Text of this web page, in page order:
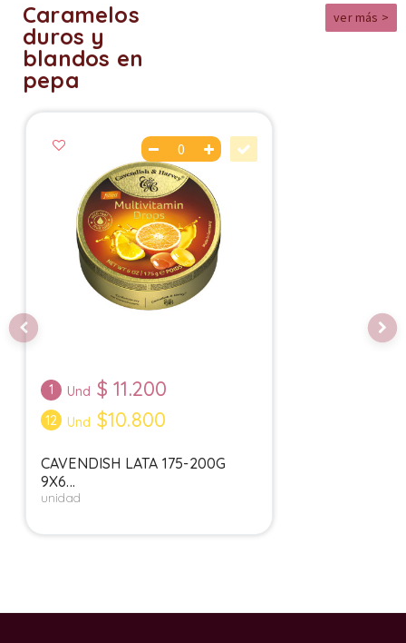
Caramelos
duros y
blandos en
pepa
ver más >
1 Und $ 11.200
12 Und $10.800
CAVENDISH LATA 175-200G
9X6...
unidad